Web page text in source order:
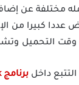
مختلفة عن
عددا كبيرا من
التحميل وتشتت
داخل برنامج StarDNS Mod Apk